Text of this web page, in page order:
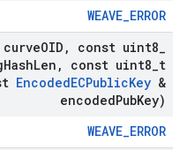
WEAVE_ERROR
curveOID , const uint8
HashLen , const uint8 t
EncodedECPublicKey &
encodedPubKey)
WEAVE_ERROR